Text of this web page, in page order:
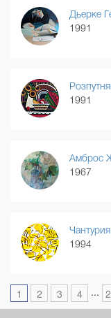
Дьерке
1991
1991
Амброс
1967
1994
1 2 3 4 ...